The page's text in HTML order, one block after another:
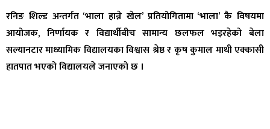
रनिङ शिल्ड अन्तर्गत ‘भाला हान्ने खेल’ प्रतियोगितामा ‘भाला’ कै विषयमा
आयोजक, निर्णायक र विद्यार्थीबीच सामान्य छलफल भइरहेको बेला
सल्यानटार माध्यामिक विद्यालयका विश्वास श्रेष्ठ र कृष कुमाल माथी एक्कासी
हातपात भएको विद्यालयले जनाएको छ ।